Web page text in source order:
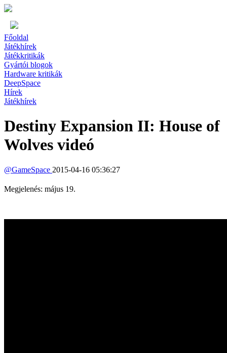
Főoldal
Játékhírek
Játékkritikák
Gyártói blogok
Hardware kritikák
DeepSpace
Hírek
Játékhírek
Destiny Expansion II: House of
Wolves videó
@GameSpace 2015-04-16 05:36:27
Megjelenés: május 19.